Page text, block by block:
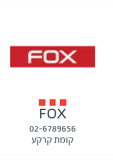
FOX
02-6789656
קומת קרקע